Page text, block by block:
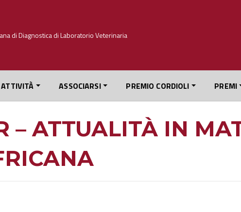
ATTIVITÀ ASSOCIARSI PREMIO CORDIOLI PREMI
– ATTUALITÀ IN